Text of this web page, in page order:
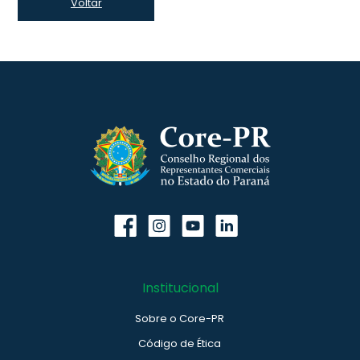
Voltar
Institucional
Sobre o Core-PR
Código de Ética